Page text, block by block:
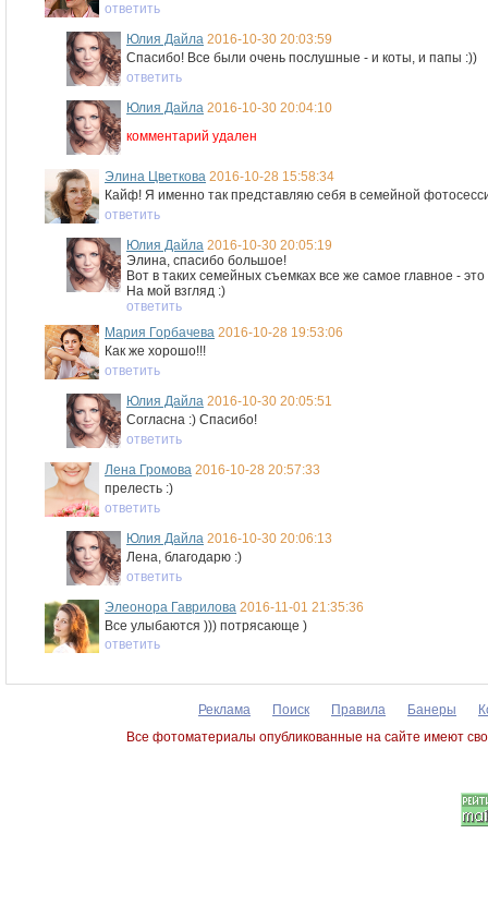
ответить
Юлия Дайла 2016-10-30 20:03:59
Спасибо! Все были очень послушные - и коты, и папы :))
ответить
Юлия Дайла 2016-10-30 20:04:10
комментарий удален
Элина Цветкова 2016-10-28 15:58:34
Кайф! Я именно так представляю себя в семейной
ответить
Юлия Дайла 2016-10-30 20:05:19
Элина, спасибо большое!
Вот в таких семейных съемках все же самое главное -
На мой взгляд :)
ответить
Мария Горбачева 2016-10-28 19:53:06
Как же хорошо!!!
ответить
Юлия Дайла 2016-10-30 20:05:51
Согласна :) Спасибо!
ответить
Лена Громова 2016-10-28 20:57:33
прелесть :)
ответить
Юлия Дайла 2016-10-30 20:06:13
Лена, благодарю :)
ответить
Элеонора Гаврилова 2016-11-01 21:35:36
Все улыбаются ))) потрясающе )
ответить
Реклама Поиск Правила Банеры
Все фотоматериалы опубликованные на сайте имеют